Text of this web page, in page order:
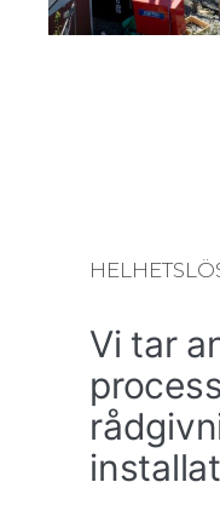
Vi tar